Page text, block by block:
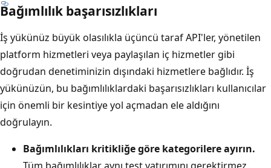
Bağımlılık başarısızlıkları
İş yükünüz büyük olasılıkla üçüncü taraf API'ler, yönetilen
platform hizmetleri veya paylaşılan iç hizmetler gibi
doğrudan denetiminizin dışındaki hizmetlere bağlıdır. İş
yükünüzün, bu bağımlılıklardaki başarısızlıkları kullanıcılar
için önemli bir kesintiye yol açmadan ele aldığını
doğrulayın.
Bağımlılıkları kritikliğe göre kategorilere ayırın.
Tüm bağımlılıklar aynı test yatırımını gerektirmez.